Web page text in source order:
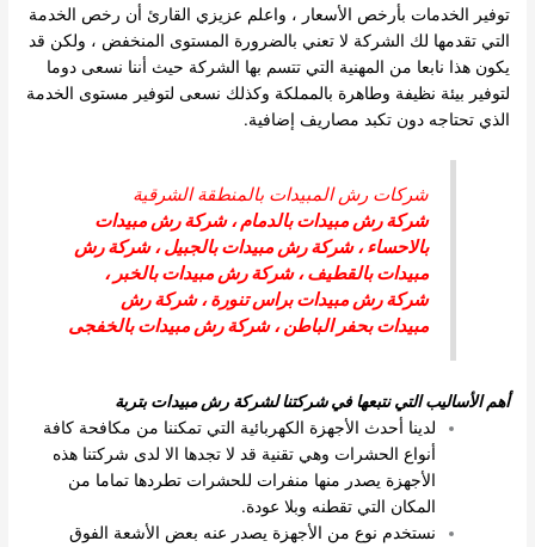
توفير الخدمات بأرخص الأسعار ، واعلم عزيزي القارئ أن رخص الخدمة
التي تقدمها لك الشركة لا تعني بالضرورة المستوى المنخفض ، ولكن قد
يكون هذا نابعا من المهنية التي تتسم بها الشركة حيث أننا نسعى دوما
لتوفير بيئة نظيفة وطاهرة بالمملكة وكذلك نسعى لتوفير مستوى الخدمة
الذي تحتاجه دون تكبد مصاريف إضافية.
شركات رش المبيدات بالمنطقة الشرقية
شركة رش مبيدات بالدمام،شركة رش مبيدات
بالاحساء،شركة رش مبيدات بالجبيل،شركة رش
مبيدات بالقطيف،شركة رش مبيدات بالخبر ،
شركة رش مبيدات براس تنورة،شركة رش
مبيدات بحفر الباطن،شركة رش مبيدات بالخفجى
أهم الأساليب التي نتبعها في شركتنا لشركة رش مبيدات بتربة
لدينا أحدث الأجهزة الكهربائية التي تمكننا من مكافحة كافة
أنواع الحشرات وهي تقنية قد لا تجدها الا لدى شركتنا هذه
الأجهزة يصدر منها منفرات للحشرات تطردها تماما من
المكان التي تقطنه وبلا عودة.
نستخدم نوع من الأجهزة يصدر عنه بعض الأشعة الفوق